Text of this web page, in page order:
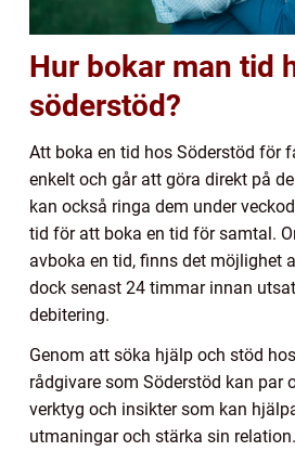
Hur bokar man tid
söderstöd?
Att boka en tid hos Söderstöd för
enkelt och går att göra direkt på
kan också ringa dem under
tid för att boka en tid för samtal.
avboka en tid, finns det möjlighet
dock senast 24 timmar innan
debitering.
Genom att söka hjälp och stöd
rådgivare som Söderstöd kan par
verktyg och insikter som kan
utmaningar och stärka sin